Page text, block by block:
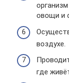
овощи и
воздухе.
где